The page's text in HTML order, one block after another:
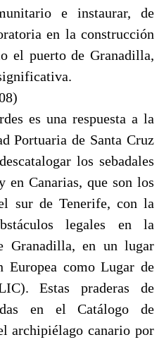
e instaurar, de
en la construcción
el puerto de Granadilla,
es una respuesta a la
Portuaria de Santa Cruz
los sebadales
en Canarias, que son los
sur de Tenerife, con la
legales en la
Granadilla, en un lugar
Europea como Lugar de
Estas praderas de
en el Catálogo de
archipiélago canario por